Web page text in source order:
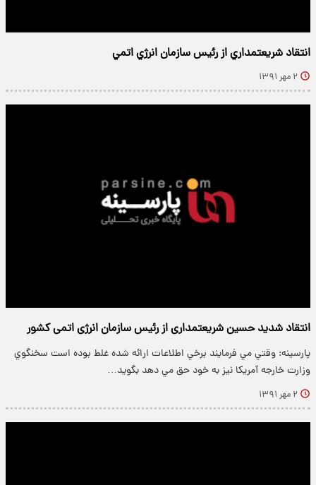
انتقاد شريعتمداري از رئيس سازمان انرژي اتمي
۲ مهر ۱۳۹۱
انتقاد شدید حسین شریعتمداری از رئیس سازمان انرژی اتمی کشور
پارسینه: وقتي مي فرمايند برخي اطلاعات ارائه شده غلط بوده است سخنگوي
وزارت خارجه آمريكا نيز به خود حق مي دهد بگويد…
۲ مهر ۱۳۹۱